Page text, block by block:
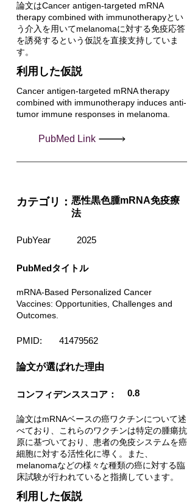
論文はCancer antigen-targeted mRNA
therapy combined with immunotherapyとい
う介入を用いてmelanomaに対する免疫応答
を誘発するという仮説を直接支持していま
す。
利用した仮説
Cancer antigen-targeted mRNA therapy
combined with immunotherapy induces anti-
tumor immune responses in melanoma.
PubMed Link
カテゴリ： 悪性黒色腫mRNA免疫療
法
PubYear 2025
PubMedタイトル
mRNA-Based Personalized Cancer
Vaccines: Opportunities, Challenges and
Outcomes.
PMID: 41479562
​論文が選ばれた理由
コンフィデンススコア： 0.8
論文はmRNAベースの癌ワクチンについて述
べており、これらのワクチンは特定の腫瘍抗
原に基づいており、患者の免疫システムを癌
細胞に対する活性化に導く。また、
melanomaなどの様々な種類の癌に対する臨
床試験が行われていると指摘しています。
利用した仮説